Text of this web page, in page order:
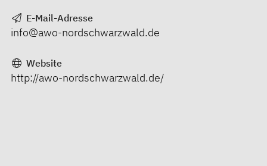
E-Mail-Adresse
info@awo-nordschwarzwald.de
Website
http://awo-nordschwarzwald.de/